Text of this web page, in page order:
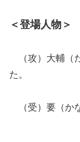
＜登場人物＞
（攻）大輔（
た。
（受）要（か